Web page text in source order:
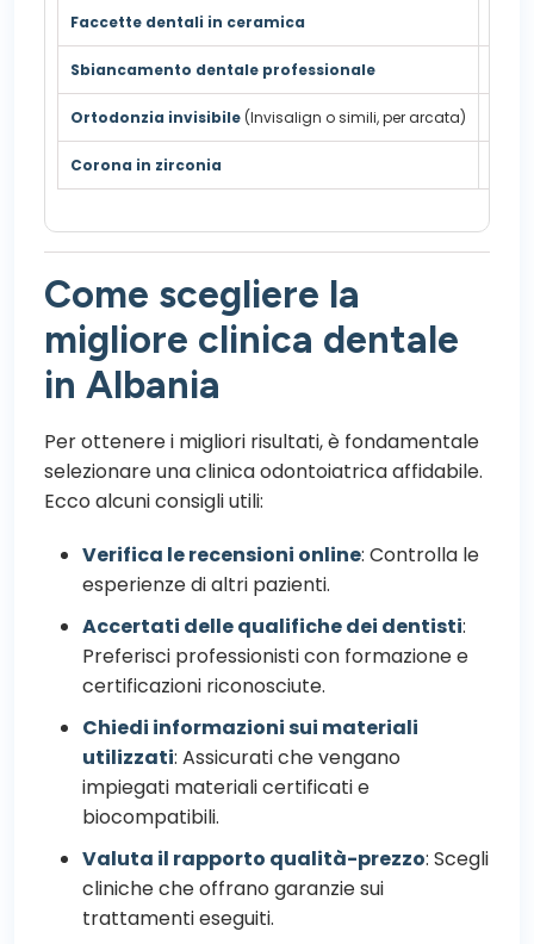
Faccette dentali in ceramica
Sbiancamento dentale professionale
Ortodonzia invisibile (Invisalign o simili, per arcata)
Corona in zirconia
Come scegliere la
migliore clinica dentale
in Albania
Per ottenere i migliori risultati, è fondamentale
selezionare una clinica odontoiatrica affidabile.
Ecco alcuni consigli utili:
Verifica le recensioni online: Controlla le
esperienze di altri pazienti.
Accertati delle qualifiche dei dentisti:
Preferisci professionisti con formazione e
certificazioni riconosciute.
Chiedi informazioni sui materiali
utilizzati: Assicurati che vengano
impiegati materiali certificati e
biocompatibili.
Valuta il rapporto qualità-prezzo: Scegli
cliniche che offrano garanzie sui
trattamenti eseguiti.